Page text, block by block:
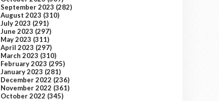
September 2023 (282)
August 2023 (310)
July 2023 (291)
June 2023 (297)
May 2023 (311)
April 2023 (297)
March 2023 (310)
February 2023 (295)
January 2023 (281)
December 2022 (236)
November 2022 (361)
October 2022 (345)